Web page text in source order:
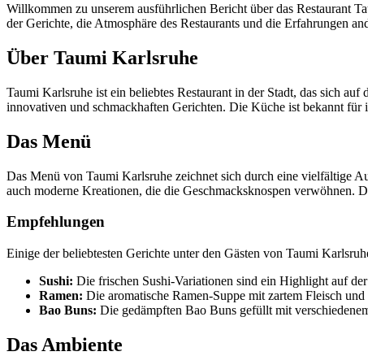
Willkommen zu unserem ausführlichen Bericht über das Restaurant
der Gerichte, die Atmosphäre des Restaurants und die Erfahrungen
Über Taumi Karlsruhe
Taumi Karlsruhe ist ein beliebtes Restaurant in der Stadt, das sich
innovativen und schmackhaften Gerichten. Die Küche ist bekannt für
Das Menü
Das Menü von Taumi Karlsruhe zeichnet sich durch eine vielfältige
auch moderne Kreationen, die die Geschmacksknospen
Empfehlungen
Einige der beliebtesten Gerichte unter den Gästen von Taumi
Sushi: Die frischen Sushi-Variationen sind ein Highlight auf
Ramen: Die aromatische Ramen-Suppe mit zartem Fleisch
Bao Buns: Die gedämpften Bao Buns gefüllt mit
Das Ambiente